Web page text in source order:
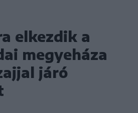
elkezdik a
megyeháza
járó